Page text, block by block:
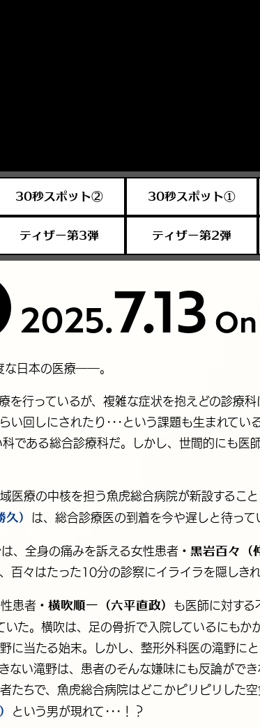
30秒スポット② 30秒スポット①
ティザー第3弾 ティザー第2弾
2025.7.13
な日本の医療――。
を行っているが、複雑な症状を抱えどの診療
い回しにされたり･･･という課題も生まれてい
である総合診療科だ。しかし、世間的にも医
医療の中核を担う魚虎総合病院が新設するこ
） は、総合診療医の到着を今や遅しと待って
、全身の痛みを訴える女性患者・ 黒岩百々（
百々はたった10分の診察にイライラを隠しきれ
患者・ 横吹順一（六平直政） も医師に対する
いた。横吹は、足の骨折で入院しているにもか
に当たる始末。しかし、整形外科医の滝野に
ない滝野は、患者のそんな嫌味にも反論がで
たちで、魚虎総合病院はどこかピリピリした
という男が現れて･･･！？